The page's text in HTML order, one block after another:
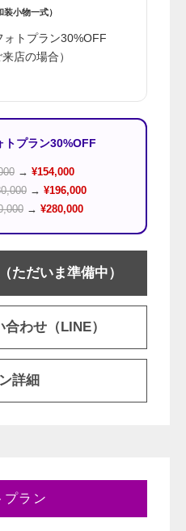
小物一式）
ォトプラン30%OFF
店の場合）
トプラン30%OFF
→ ¥154,000
→ ¥196,000
→ ¥280,000
ただいま準備中）
わせ（LINE）
詳細
プラン